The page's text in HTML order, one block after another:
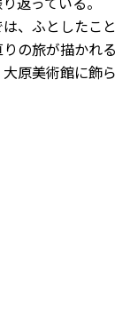
、ふとしたこと
の旅が描かれる
原美術館に飾ら